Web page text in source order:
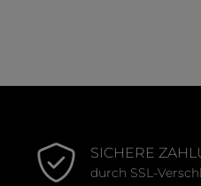
Durchschnittliche
SICHERE
durch SSL-